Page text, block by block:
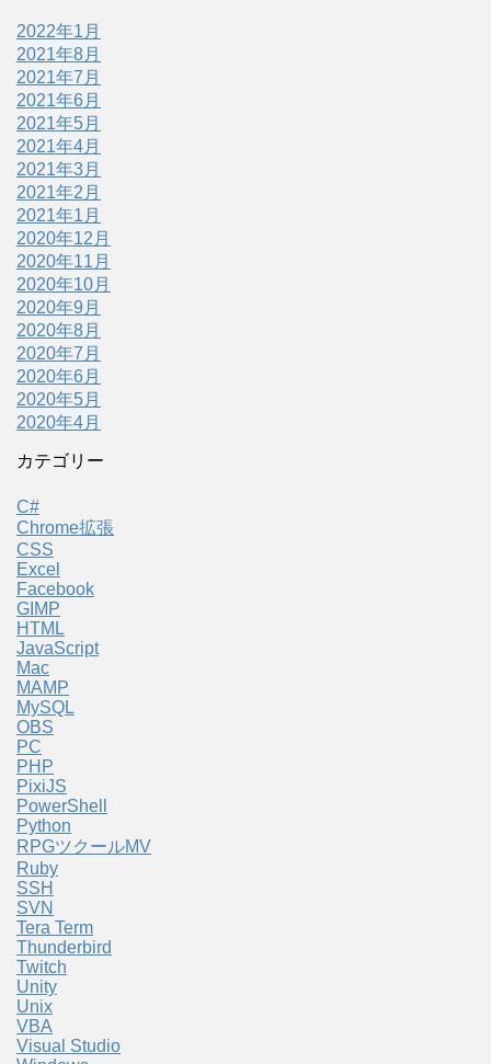
2022年1月
2021年8月
2021年7月
2021年6月
2021年5月
2021年4月
2021年3月
2021年2月
2021年1月
2020年12月
2020年11月
2020年10月
2020年9月
2020年8月
2020年7月
2020年6月
2020年5月
2020年4月
カテゴリー
C#
Chrome拡張
CSS
Excel
Facebook
GIMP
HTML
JavaScript
Mac
MAMP
MySQL
OBS
PC
PHP
PixiJS
PowerShell
Python
RPGツクールMV
Ruby
SSH
SVN
Tera Term
Thunderbird
Twitch
Unity
Unix
VBA
Visual Studio